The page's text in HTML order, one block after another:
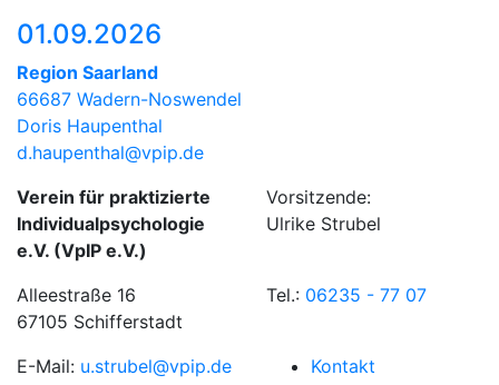
01.09.2026
Region Saarland
66687 Wadern-Noswendel
Doris Haupenthal
d.haupenthal@vpip.de
Verein für praktizierte
Individualpsychologie
e.V. (VpIP e.V.)
Vorsitzende:
Ulrike Strubel
Alleestraße 16
67105 Schifferstadt
Tel.: 06235 - 77 07
E-Mail: u.strubel@vpip.de
Kontakt